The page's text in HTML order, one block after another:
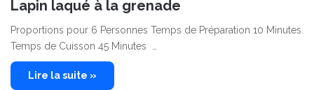
Lapin laqué à la grenade
Proportions pour 6 Personnes Temps de Préparation 10 Minutes
Temps de Cuisson 45 Minutes …
Lire la suite »